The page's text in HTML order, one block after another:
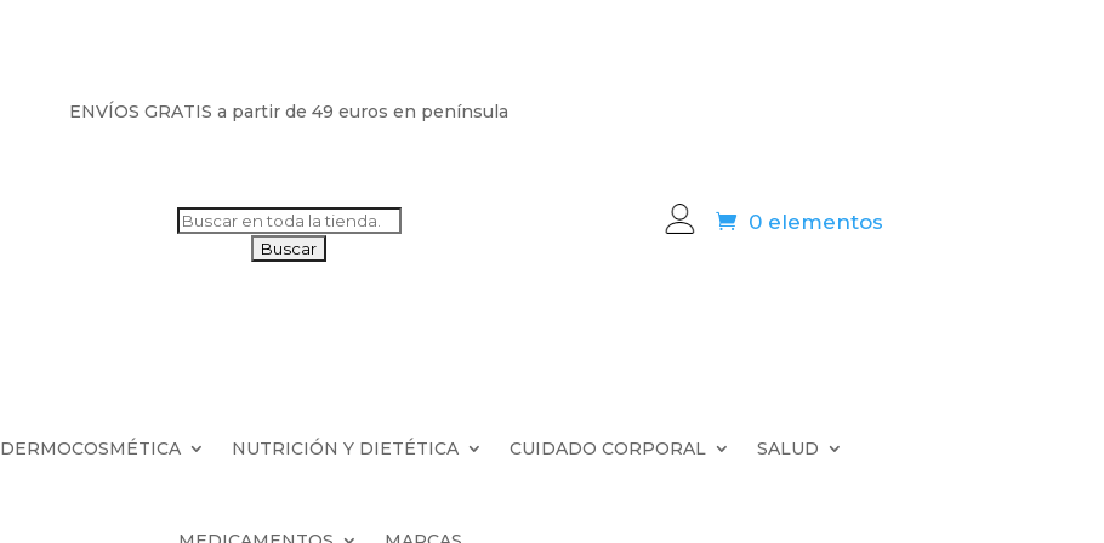
ENVÍOS GRATIS a partir de 49 euros en península
Buscar: 0 elementos
DERMOCOSMÉTICA NUTRICIÓN Y DIETÉTICA CUIDADO CORPORAL SALUD